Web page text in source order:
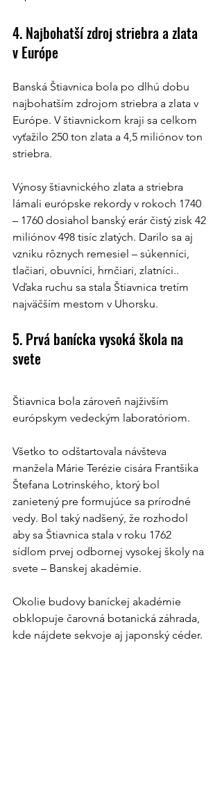
4. Najbohatší zdroj striebra a zlata
v Európe
Banská Štiavnica bola po dlhú dobu
najbohatším zdrojom striebra a zlata v
Európe. V štiavnickom kraji sa celkom
vyťažilo 250 ton zlata a 4,5 miliónov ton
striebra.
Výnosy štiavnického zlata a striebra
lámali európske rekordy v rokoch 1740
– 1760 dosiahol banský erár čistý zisk 42
miliónov 498 tisíc zlatých. Darilo sa aj
vzniku rôznych remesiel – súkenníci,
tlačiari, obuvníci, hrnčiari, zlatníci..
Vďaka ruchu sa stala Štiavnica tretím
najväčším mestom v Uhorsku.
5. Prvá banícka vysoká škola na
svete
Štiavnica bola zároveň najživším
európskym vedeckým laboratóriom.
Všetko to odštartovala návšteva
manžela Márie Terézie cisára Frantšika
Štefana Lotrinského, ktorý bol
zanietený pre formujúce sa prírodné
vedy. Bol taký nadšený, že rozhodol
aby sa Štiavnica stala v roku 1762
sídlom prvej odbornej vysokej školy na
svete – Banskej akadémie.
Okolie budovy baníckej akadémie
obklopuje čarovná botanická záhrada,
kde nájdete sekvoje aj japonský céder.